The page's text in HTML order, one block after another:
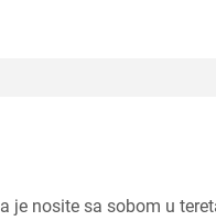
je nosite sa sobom u